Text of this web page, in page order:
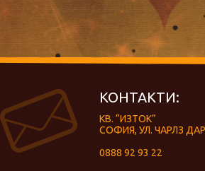
КОНТАКТИ:
КВ. “ИЗТОК”
СОФИЯ, УЛ. ЧАРЛЗ
0888 92 93 22